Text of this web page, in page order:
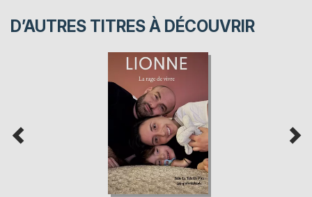
D’AUTRES TITRES À DÉCOUVRIR